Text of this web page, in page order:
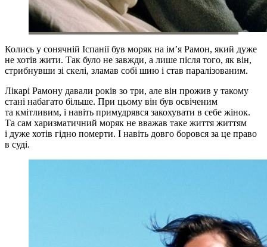
Колись у сонячній Іспанії був моряк на ім’я Рамон, який дуже
не хотів жити. Так було не завжди, а лише після того, як він,
стрибнувши зі скелі, зламав собі шию і став паралізованим.
Лікарі Рамону давали років зо три, але він прожив у такому
стані набагато більше. При цьому він був освіченим
та кмітливим, і навіть примудрявся закохувати в себе жінок.
Та сам харизматичний моряк не вважав таке життя життям
і дуже хотів гідно померти. І навіть довго боровся за це право
в суді.